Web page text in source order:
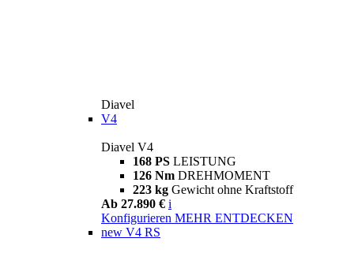
Diavel
V4
Diavel V4
168 PS LEISTUNG
126 Nm DREHMOMENT
223 kg Gewicht ohne Kraftstoff
Ab 27.890 € i
Konfigurieren MEHR ENTDECKEN
new V4 RS